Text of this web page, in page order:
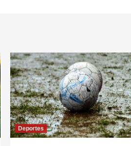
Deportes